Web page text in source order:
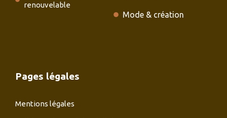
renouvelable
Mode & création
Pages légales
Mentions légales